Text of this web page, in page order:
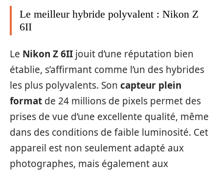
Le meilleur hybride polyvalent : Nikon Z
6II
Le Nikon Z 6II jouit d’une réputation bien
établie, s’affirmant comme l’un des hybrides
les plus polyvalents. Son capteur plein
format de 24 millions de pixels permet des
prises de vue d’une excellente qualité, même
dans des conditions de faible luminosité. Cet
appareil est non seulement adapté aux
photographes, mais également aux